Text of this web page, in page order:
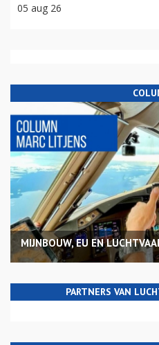
05 aug 26
MIJNBOUW, EU EN
PARTNERS VAN